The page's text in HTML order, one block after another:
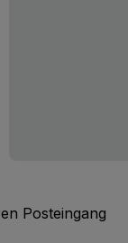
Posteingang